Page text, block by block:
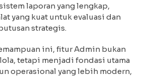
laporan yang lengkap,
yang kuat untuk evaluasi dan
strategis.
ini, fitur Admin bukan
tetapi menjadi fondasi utama
operasional yang lebih modern,